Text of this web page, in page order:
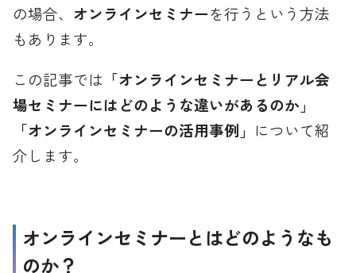
の場合、 オンラインセミナーを行うという方法
もあります。
この記事では 「オンラインセミナーとリアル会
場セミナーにはどのような違いがあるのか」
「オンラインセミナーの活用事例」 について紹
介します。
オンラインセミナーとはどのようなも
のか？